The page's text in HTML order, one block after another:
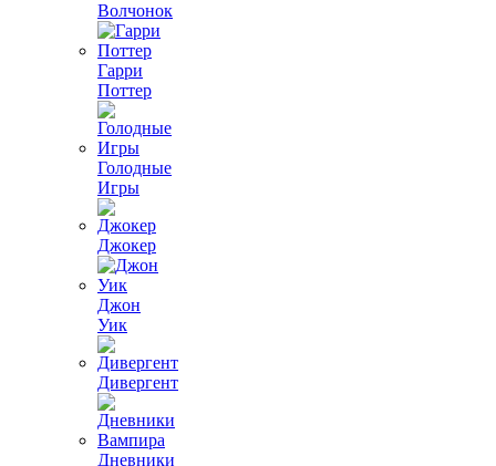
Волчонок
Гарри
Поттер
Голодные
Игры
Джокер
Джон
Уик
Дивергент
Дневники